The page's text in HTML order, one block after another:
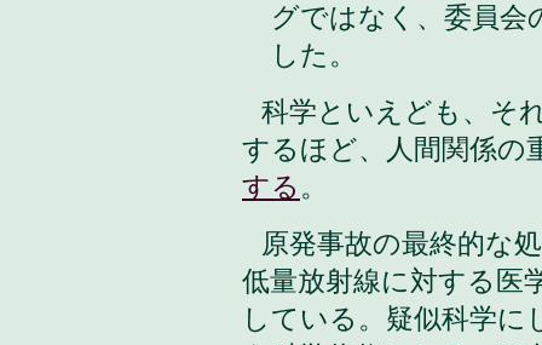
グではなく、委員会
した。
科学といえども、そ
するほど、人間関係の
する 。
原発事故の最終的な
低量放射線に対する医
している。疑似科学